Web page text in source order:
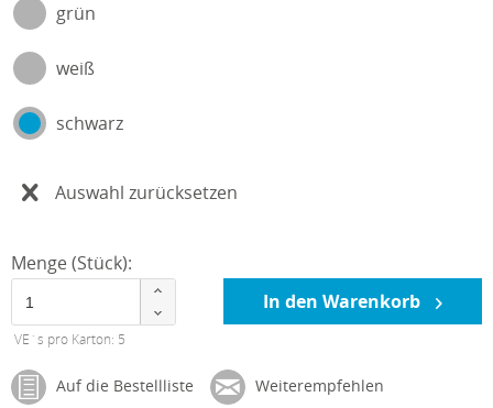
grün
weiß
schwarz
Auswahl zurücksetzen
Menge (Stück):
VE´s pro Karton: 5
In den Warenkorb
Auf die Bestellliste Weiterempfehlen